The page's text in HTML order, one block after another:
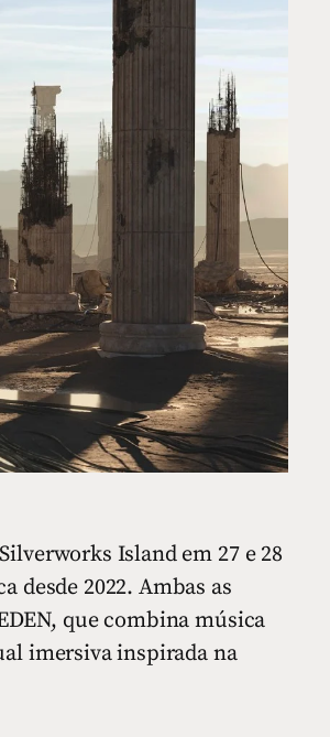
Island em 27 e 28
desde 2022. Ambas as
que combina música
imersiva inspirada na